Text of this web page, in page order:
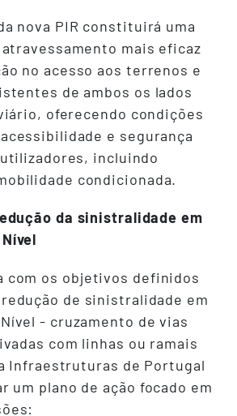
nova PIR constituirá uma
mais eficaz
no acesso aos terrenos e
de ambos os lados
oferecendo condições
e segurança
incluindo
condicionada.
da sinistralidade em
com os objetivos definidos
de sinistralidade em
- cruzamento de vias
com linhas ou ramais
Infraestruturas de Portugal
um plano de ação focado em